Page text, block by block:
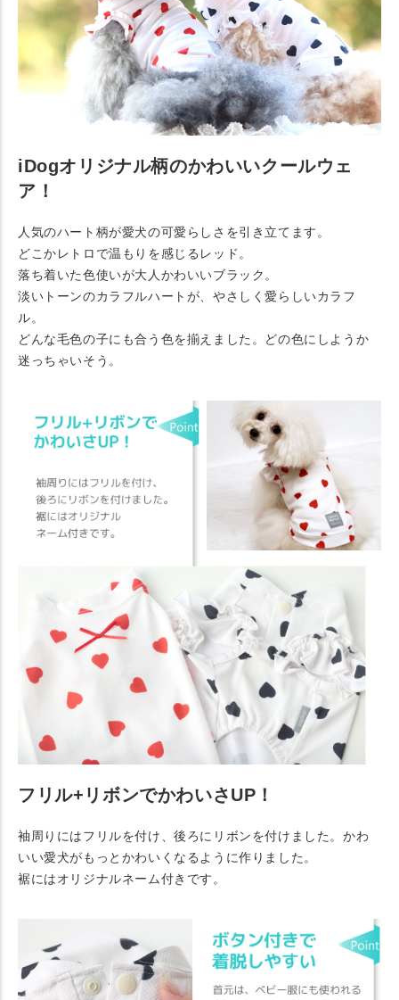
iDogオリジナル柄のかわいいクールウェ
ア！
人気のハート柄が愛犬の可愛らしさを引き立てます。
どこかレトロで温もりを感じるレッド。
落ち着いた色使いが大人かわいいブラック。
淡いトーンのカラフルハートが、やさしく愛らしいカラフ
ル。
どんな毛色の子にも合う色を揃えました。どの色にしようか
迷っちゃいそう。
フリル+リボンでかわいさUP！
袖周りにはフリルを付け、後ろにリボンを付けました。かわ
いい愛犬がもっとかわいくなるように作りました。
裾にはオリジナルネーム付きです。